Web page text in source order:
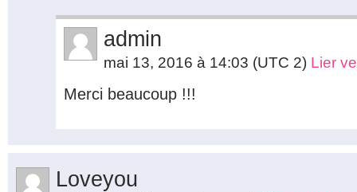
admin
mai 13, 2016 à 14:03 (UTC 2) Lier
Merci beaucoup !!!
Loveyou